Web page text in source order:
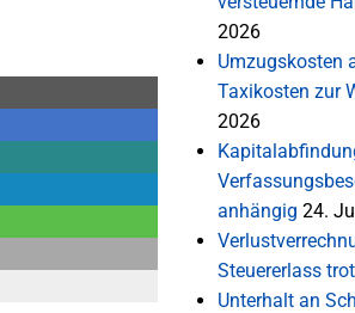
2026
Umzugskosten
Taxikosten zur
2026
anhängig 24.
Steuererlass
Unterhalt an